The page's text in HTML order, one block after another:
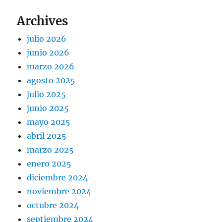
Archives
julio 2026
junio 2026
marzo 2026
agosto 2025
julio 2025
junio 2025
mayo 2025
abril 2025
marzo 2025
enero 2025
diciembre 2024
noviembre 2024
octubre 2024
septiembre 2024